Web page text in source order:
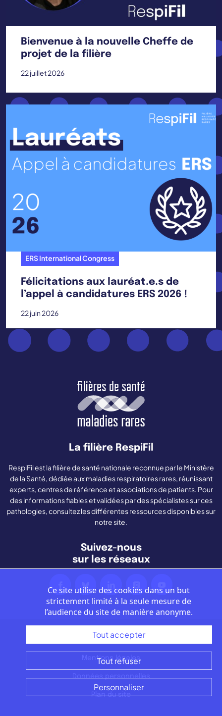
Bienvenue à la nouvelle Cheffe de
projet de la filière
22 juillet 2026
ERS International Congress
Félicitations aux lauréat.e.s de
l’appel à candidatures ERS 2026 !
22 juin 2026
La filière RespiFil
RespiFil est la filière de santé nationale reconnue par le Ministère
de la Santé, dédiée aux maladies respiratoires rares, réunissant
experts, centres de référence et associations de patients. Pour
des informations fiables et validées par des spécialistes sur ces
pathologies, consultez les différentes ressources disponibles sur
notre site.
Suivez-nous
sur les réseaux
Nous contacter
Mentions légales
Données personnelles
Plan du site
Ce site utilise des cookies dans un but
strictement limité à la seule mesure de
l’audience du site de manière anonyme.
Tout accepter
Tout refuser
Personnaliser